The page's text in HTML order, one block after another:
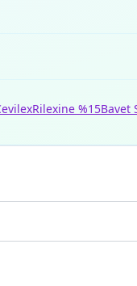
Rilexine %15Bavet